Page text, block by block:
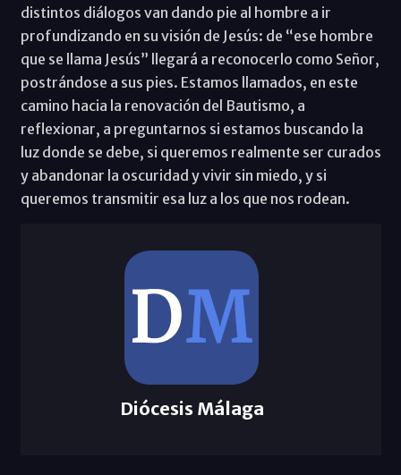
distintos diálogos van dando pie al hombre a ir
profundizando en su visión de Jesús: de “ese hombre
que se llama Jesús” llegará a reconocerlo como Señor,
postrándose a sus pies. Estamos llamados, en este
camino hacia la renovación del Bautismo, a
reflexionar, a preguntarnos si estamos buscando la
luz donde se debe, si queremos realmente ser curados
y abandonar la oscuridad y vivir sin miedo, y si
queremos transmitir esa luz a los que nos rodean.
Diócesis Málaga